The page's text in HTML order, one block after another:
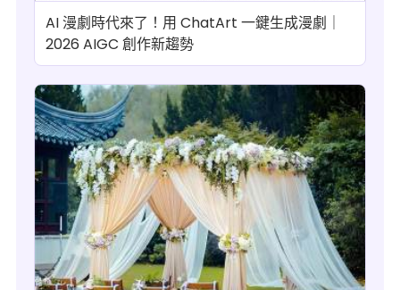
AI 漫劇時代來了！用 ChatArt 一鍵生成漫劇｜
2026 AIGC 創作新趨勢